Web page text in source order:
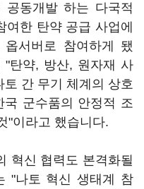
동개발 하는 다국적
한 탄약 공급 사업에
옵서버로 참여하게 됐
"탄약, 방산, 원자재 사
간 무기 체계의 상호
국 군수품의 안정적 조
"이라고 했습니다.
혁신 협력도 본격화될
"나토 혁신 생태계 참